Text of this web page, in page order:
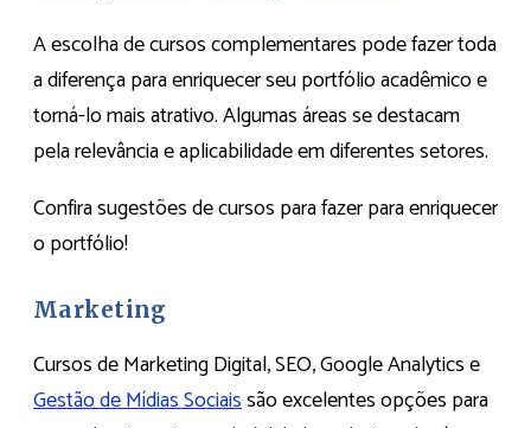
A escolha de cursos complementares pode fazer toda
a diferença para enriquecer seu portfólio acadêmico e
torná-lo mais atrativo. Algumas áreas se destacam
pela relevância e aplicabilidade em diferentes setores.
Confira sugestões de cursos para fazer para enriquecer
o portfólio!
Marketing
Cursos de Marketing Digital, SEO, Google Analytics e
Gestão de Mídias Sociaissão excelentes opções para